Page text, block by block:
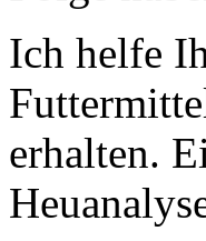
Ich helfe
erhalten.